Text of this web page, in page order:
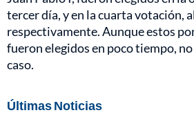
tercer día, y en la cuarta votación,
respectivamente. Aunque estos
fueron elegidos en poco tiempo,
caso.
Últimas Noticias